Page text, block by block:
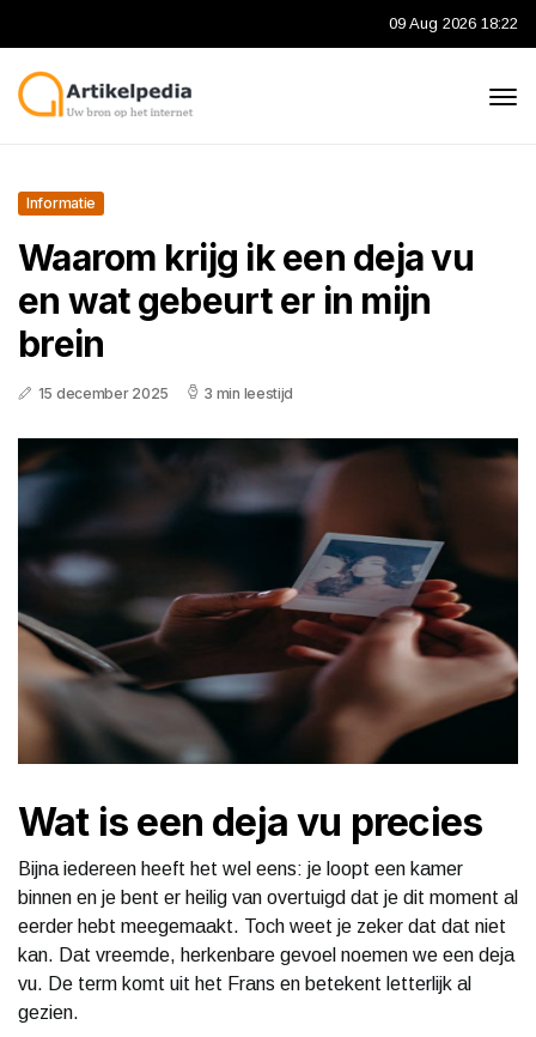
09 Aug 2026 18:22
Informatie
Waarom krijg ik een deja vu
en wat gebeurt er in mijn
brein
15 december 2025 3 min leestijd
Wat is een deja vu precies
Bijna iedereen heeft het wel eens: je loopt een kamer
binnen en je bent er heilig van overtuigd dat je dit moment al
eerder hebt meegemaakt. Toch weet je zeker dat dat niet
kan. Dat vreemde, herkenbare gevoel noemen we een deja
vu. De term komt uit het Frans en betekent letterlijk al
gezien.